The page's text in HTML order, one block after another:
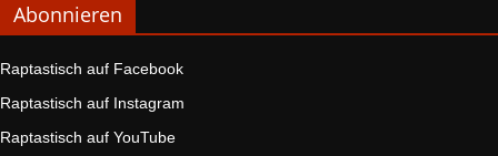
Abonnieren
Raptastisch auf Facebook
Raptastisch auf Instagram
Raptastisch auf YouTube